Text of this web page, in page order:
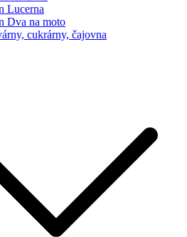
Lucerna
Dva na moto
cukrárny, čajovna